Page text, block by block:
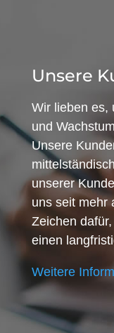
Unsere
Wir lieben es,
und
Unsere
unserer
uns seit mehr
Zeichen
einen
Weitere